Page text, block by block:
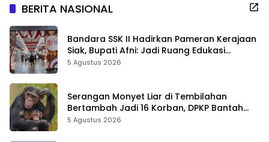
BERITA NASIONAL
Bandara SSK II Hadirkan Pameran Kerajaan
Siak, Bupati Afni: Jadi Ruang Edukasi
Sejarah Riau
5 Agustus 2026
Serangan Monyet Liar di Tembilahan
Bertambah Jadi 16 Korban, DPKP Bantah
Video Gerombolan Viral
5 Agustus 2026